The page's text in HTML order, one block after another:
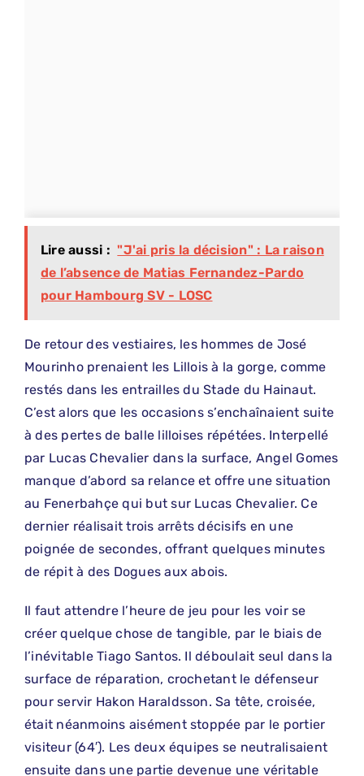
Lire aussi : "J'ai pris la décision" : La raison
de l’absence de Matias Fernandez-Pardo
pour Hambourg SV - LOSC
De retour des vestiaires, les hommes de José
Mourinho prenaient les Lillois à la gorge, comme
restés dans les entrailles du Stade du Hainaut.
C’est alors que les occasions s’enchaînaient suite
à des pertes de balle lilloises répétées. Interpellé
par Lucas Chevalier dans la surface, Angel Gomes
manque d’abord sa relance et offre une situation
au Fenerbahçe qui but sur Lucas Chevalier. Ce
dernier réalisait trois arrêts décisifs en une
poignée de secondes, offrant quelques minutes
de répit à des Dogues aux abois.
Il faut attendre l’heure de jeu pour les voir se
créer quelque chose de tangible, par le biais de
l’inévitable Tiago Santos. Il déboulait seul dans la
surface de réparation, crochetant le défenseur
pour servir Hakon Haraldsson. Sa tête, croisée,
était néanmoins aisément stoppée par le portier
visiteur (64′). Les deux équipes se neutralisaient
ensuite dans une partie devenue une véritable